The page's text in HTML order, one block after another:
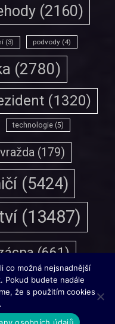
(2160)
(3) podvody (4)
(2780)
(1320)
technologie (5)
vražda (179)
(5424)
(13487)
(661)
co možná nejsnadnější
Pokud budete nadále
že s použitím cookies
osobních údajů